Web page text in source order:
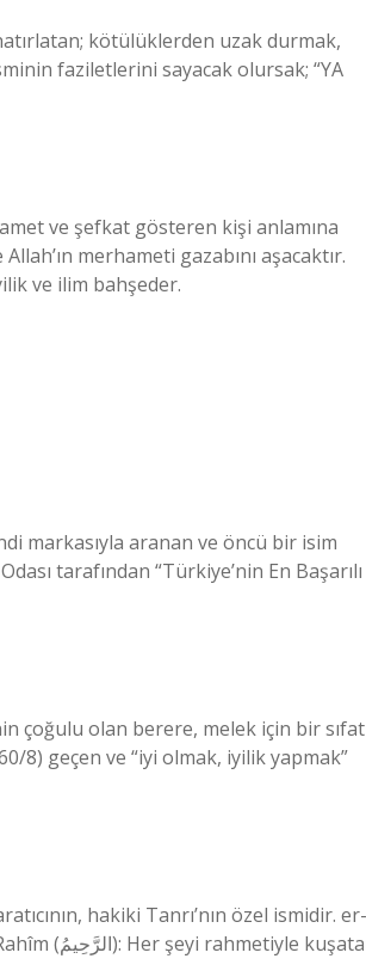
kötülüklerden uzak durmak,
faziletlerini sayacak olursak; “YA
ve şefkat gösteren kişi anlamına
merhameti gazabını aşacaktır.
ve ilim bahşeder.
markasıyla aranan ve öncü bir isim
tarafından “Türkiye’nin En Başarılı
çoğulu olan berere, melek için bir sıfat
8) geçen ve “iyi olmak, iyilik yapmak”